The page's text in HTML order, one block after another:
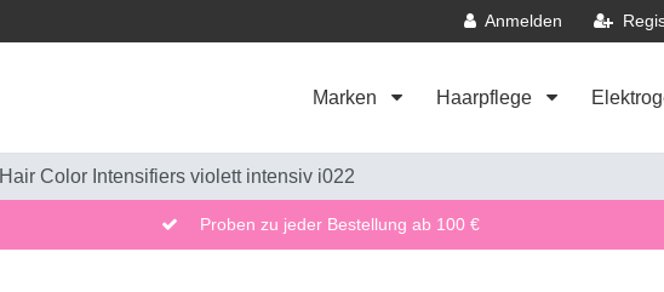
Anmelden
Marken Haarpflege
Hair Color Intensifiers violett intensiv i022
Proben zu jeder Bestellung ab 100 €